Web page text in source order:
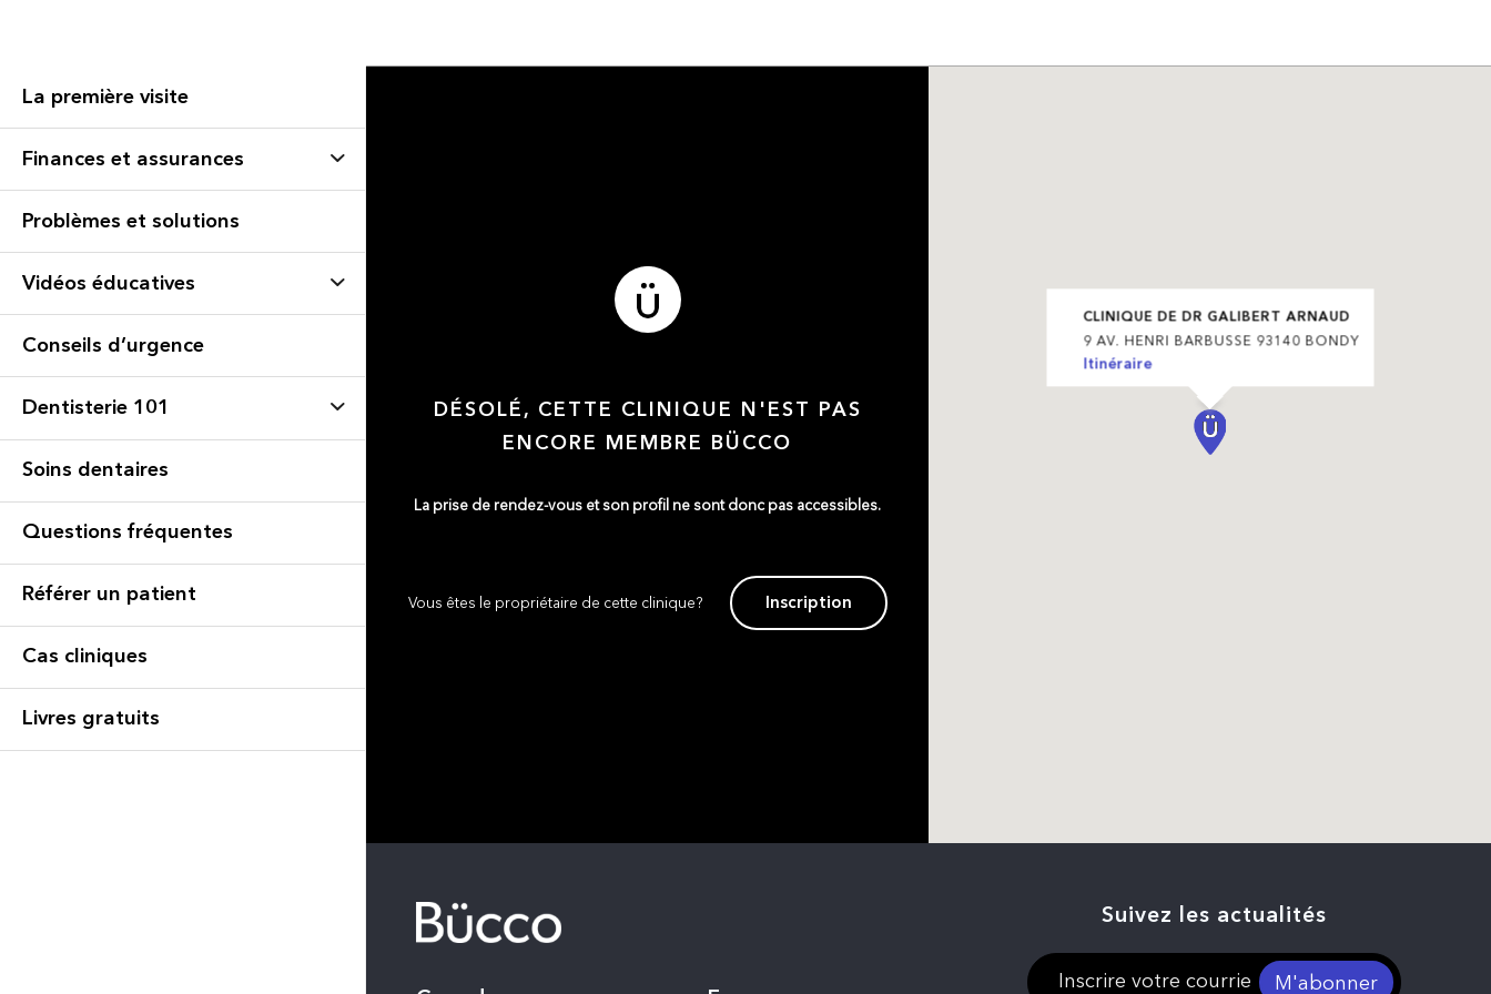
La première visite
Finances et assurances
Problèmes et solutions
Vidéos éducatives
Conseils d’urgence
Dentisterie 101
Soins dentaires
Questions fréquentes
Référer un patient
Cas cliniques
Livres gratuits
DÉSOLÉ, CETTE CLINIQUE N'EST PAS
ENCORE MEMBRE BÜCCO
La prise de rendez-vous et son profil ne sont donc pas accessibles.
Vous êtes le propriétaire de cette clinique? Inscription
CLINIQUE DE DR GALIBERT ARNAUD
9 AV. HENRI BARBUSSE 93140 BONDY
Itinéraire
Suivez les actualités
M'abonner